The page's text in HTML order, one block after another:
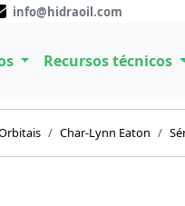
info@hidraoil.com
Recursos técnicos
Char-Lynn Eaton